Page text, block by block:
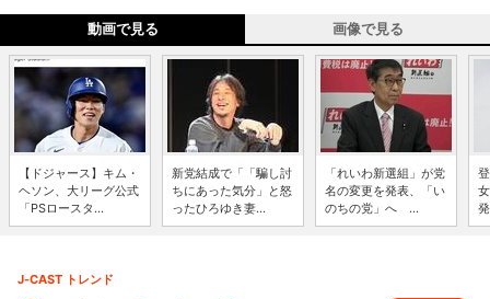
動画で見る 画像で見る
【ドジャース】キム・
ヘソン、大リーグ公式
「PSロースタ...
新党結成で「「騙し討
ちにあった気分」と怒
ったひろゆき妻...
「れいわ新選組」が党
名の変更を発表、「い
のちの党」へ ...
J-CAST トレンド